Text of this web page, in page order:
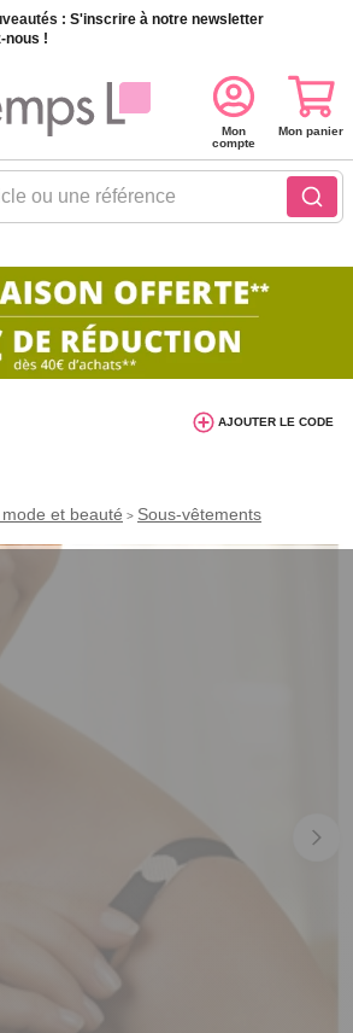
: S'inscrire à notre newsletter
nous !
ou une référence
Mon
compte
Mon panier
au 12/08/2026.
AJOUTER LE CODE
et beauté > Sous-vêtements